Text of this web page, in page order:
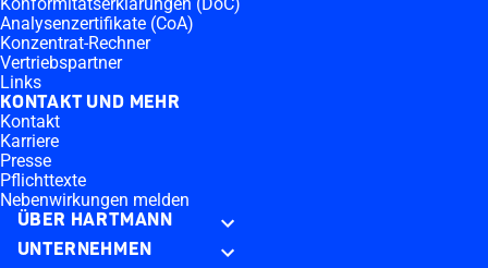
Analysenzertifikate (CoA)
Konzentrat-Rechner
Vertriebspartner
Links
KONTAKT UND MEHR
Kontakt
Karriere
Presse
Pflichttexte
Nebenwirkungen melden
ÜBER HARTMANN
UNTERNEHMEN